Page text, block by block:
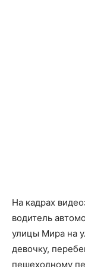
На кадрах
водитель
улицы Мира на
девочку,
пешеходному